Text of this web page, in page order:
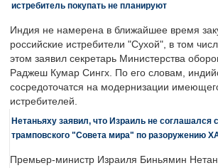
истребитель покупать не планируют
Индия не намерена в ближайшее время
российские истребители "Сухой", в том
этом заявил секретарь Министерства
Раджеш Кумар Сингх. По его словам,
сосредоточатся на модернизации
истребителей.
Нетаньяху заявил, что Израиль не соглашался
трамповского "Совета мира" по разоружению
Премьер-министр Израиля Биньямин